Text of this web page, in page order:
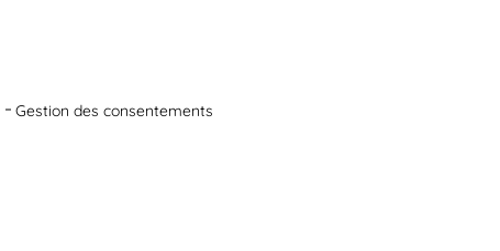
Gestion des consentements